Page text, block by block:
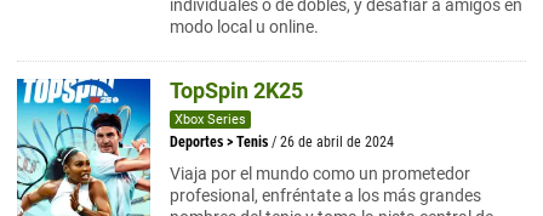
individuales o de dobles, y desafíar a amigos en
modo local u online.
TopSpin 2K25
Xbox Series
Deportes > Tenis / 26 de abril de 2024
Viaja por el mundo como un prometedor
profesional, enfréntate a los más grandes